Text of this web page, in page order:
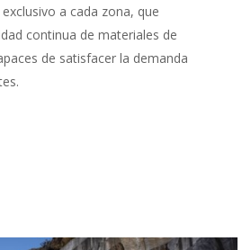
a cada zona, que
continua de materiales de
de satisfacer la demanda